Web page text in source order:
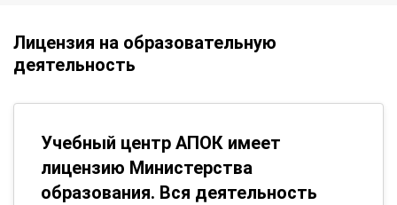
Лицензия на образовательную
деятельность
Учебный центр АПОК имеет
лицензию Министерства
образования. Вся деятельность